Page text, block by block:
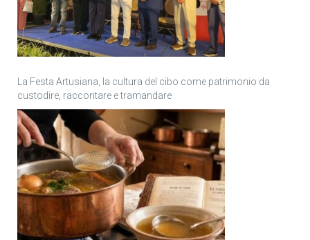
La Festa Artusiana, la cultura del cibo come patrimonio da
custodire, raccontare e tramandare